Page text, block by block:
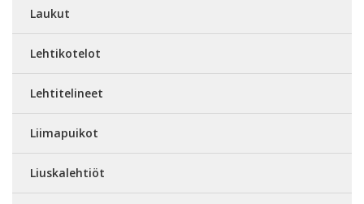
Laukut
Lehtikotelot
Lehtitelineet
Liimapuikot
Liuskalehtiöt